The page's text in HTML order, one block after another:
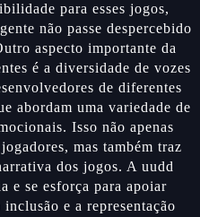
para esses jogos,
não passe despercebido
aspecto importante da
é a diversidade de vozes
de diferentes
abordam uma variedade de
Isso não apenas
mas também traz
dos jogos. A uudd
e se esforça para apoiar
e a representação